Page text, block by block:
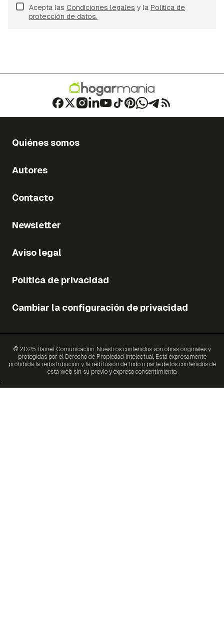
Acepta las Condiciones legales y la Política de
protección de datos.
Quiénes somos
Autores
Contacto
Newsletter
Aviso legal
Política de privacidad
Cambiar la configuración de privacidad
© 2025 Bainet Comunicación. Nuestros contenidos son obras originales y
protegidas por el Derecho de Propiedad Intelectual. Está expresamente
prohibida la redistribución y la redifusión de todo o parte de los contenidos de
esta web sin su previo y expreso consentimiento.